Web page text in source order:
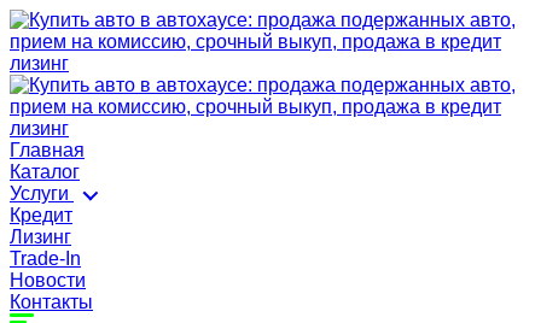
Главная
Каталог
Услуги
Кредит
Лизинг
Trade-In
Новости
Контакты